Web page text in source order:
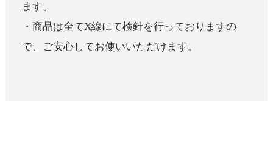
ます。
・商品は全てX線にて検針を行っておりますの
で、ご安心してお使いいただけます。